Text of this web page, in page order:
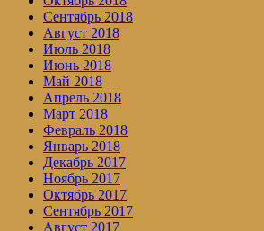
Сентябрь 2018
Август 2018
Июль 2018
Июнь 2018
Май 2018
Апрель 2018
Март 2018
Февраль 2018
Январь 2018
Декабрь 2017
Ноябрь 2017
Октябрь 2017
Сентябрь 2017
Август 2017